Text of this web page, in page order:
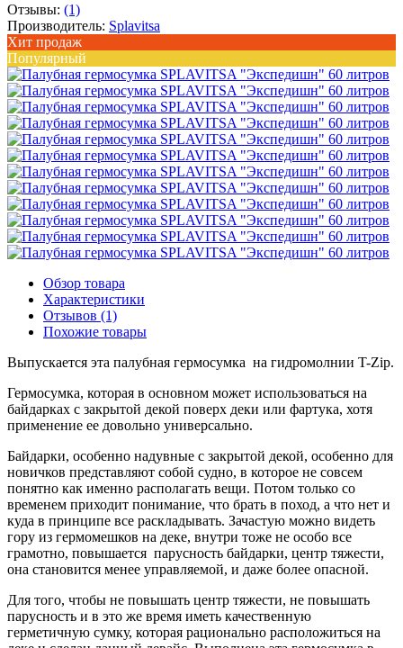
Отзывы: (1)
Производитель: Splavitsa
Хит продаж
Популярный
Обзор товара
Характеристики
Отзывов (1)
Похожие товары
Выпускается эта палубная гермосумка на гидромолнии T-Zip.
Гермосумка, которая в основном может использоваться на
байдарках с закрытой декой поверх деки или фартука, хотя
применение ее довольно универсально.
Байдарки, особенно надувные с закрытой декой, особенно для
новичков представляют собой судно, в которое не совсем
понятно как именно располагать вещи. Потом только со
временем приходит понимание, что брать в поход, а что нет и
куда в принципе все раскладывать. Зачастую можно видеть
гору из гермомешков на деке, внутри тоже не особо все
грамотно, повышается парусность байдарки, центр тяжести,
она становится менее управляемой, и даже более опасной.
Для того, чтобы не повышать центр тяжести, не повышать
парусность и в это же время иметь качественную
герметичную сумку, которая рационально расположиться на